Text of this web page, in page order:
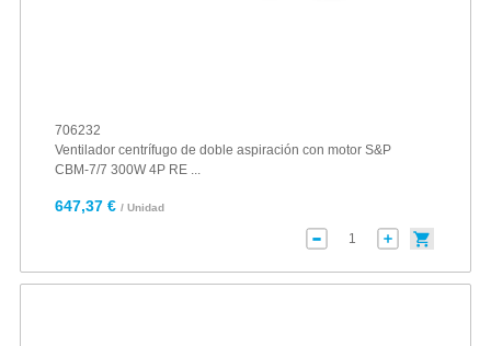
706232
Ventilador centrífugo de doble aspiración con motor S&P
CBM-7/7 300W 4P RE ...
647,37 € / Unidad